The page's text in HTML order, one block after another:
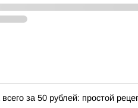
за 50 рублей: простой